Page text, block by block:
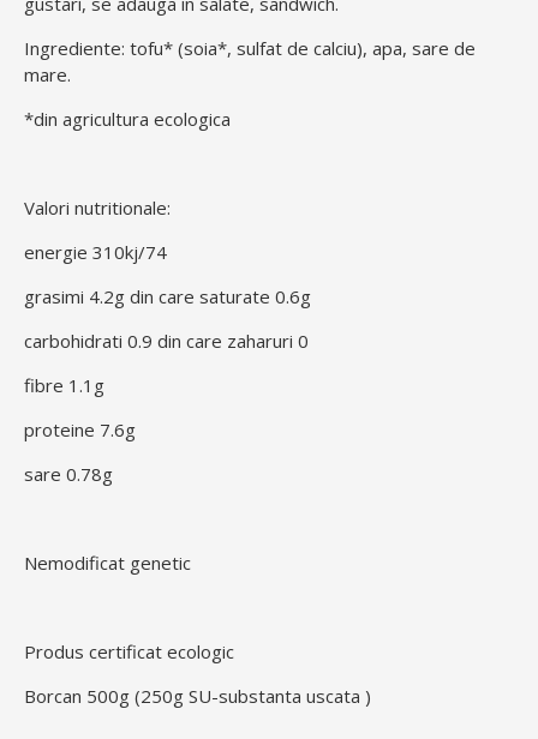
Ingrediente: tofu* (soia*, sulfat de calciu), apa, sare de
mare.
*din agricultura ecologica
Valori nutritionale:
energie 310kj/74
grasimi 4.2g din care saturate 0.6g
carbohidrati 0.9 din care zaharuri 0
fibre 1.1g
proteine 7.6g
sare 0.78g
Nemodificat genetic
Produs certificat ecologic
Borcan 500g (250g SU-substanta uscata )